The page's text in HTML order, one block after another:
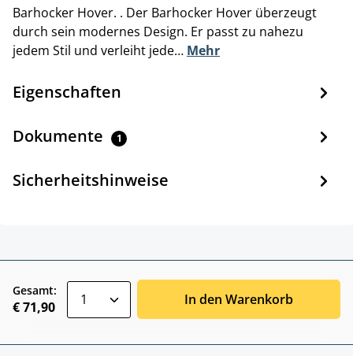
Barhocker Hover. . Der Barhocker Hover überzeugt
durch sein modernes Design. Er passt zu nahezu
jedem Stil und verleiht jede… Mehr
Eigenschaften
Dokumente 1
Sicherheitshinweise
Gesamt:
€ 71,90 In den Warenkorb